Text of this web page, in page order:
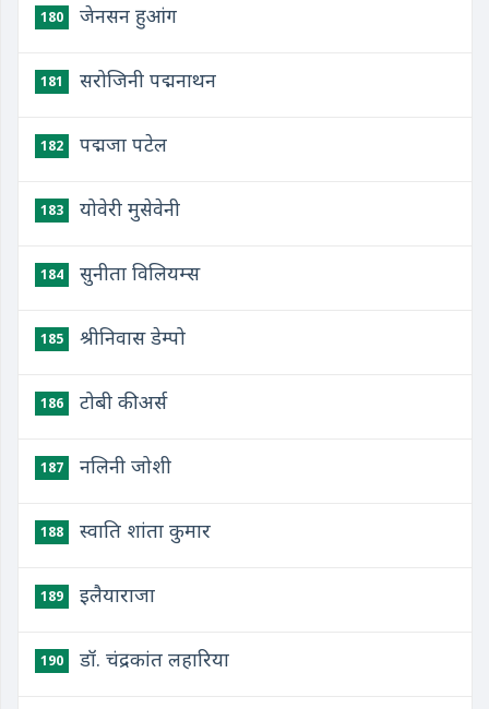
180 जेनसन हुआंग
181 सरोजिनी पद्मनाथन
182 पद्मजा पटेल
183 योवेरी मुसेवेनी
184 सुनीता विलियम्स
185 श्रीनिवास डेम्पो
186 टोबी कीअर्स
187 नलिनी जोशी
188 स्वाति शांता कुमार
189 इलैयाराजा
190 डॉ. चंद्रकांत लहारिया